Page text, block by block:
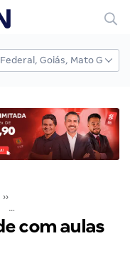
››
com aulas